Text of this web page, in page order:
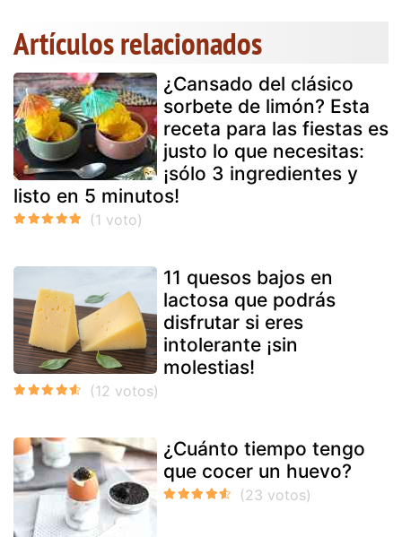
Artículos relacionados
¿Cansado del clásico
sorbete de limón? Esta
receta para las fiestas es
justo lo que necesitas:
¡sólo 3 ingredientes y
listo en 5 minutos!
11 quesos bajos en
lactosa que podrás
disfrutar si eres
intolerante ¡sin
molestias!
¿Cuánto tiempo tengo
que cocer un huevo?